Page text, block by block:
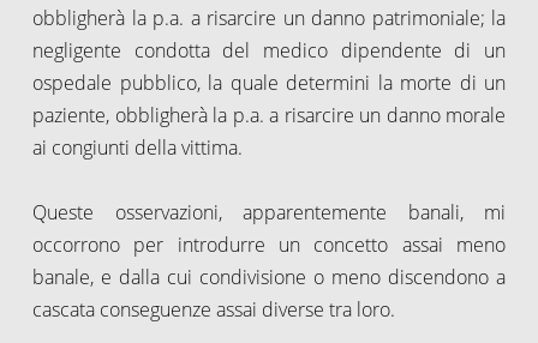
obbligherà la p.a. a risarcire un danno patrimoniale; la
negligente condotta del medico dipendente di un
ospedale pubblico, la quale determini la morte di un
paziente, obbligherà la p.a. a risarcire un danno morale
ai congiunti della vittima.
Queste osservazioni, apparentemente banali, mi
occorrono per introdurre un concetto assai meno
banale, e dalla cui condivisione o meno discendono a
cascata conseguenze assai diverse tra loro.